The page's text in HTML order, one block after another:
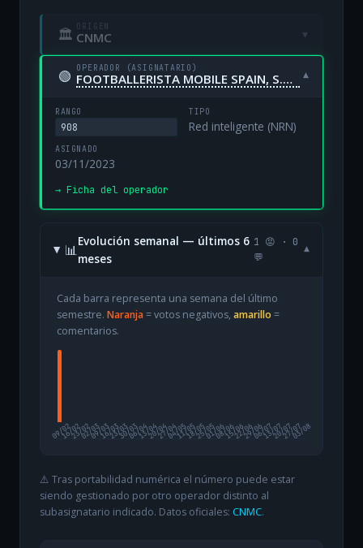
🏛 ORIGEN
CNMC ▾
🟢 OPERADOR (ASIGNATARIO)
FOOTBALLERISTA MOBILE SPAIN, S.A. UNIPERSONAL ▾
RANGO
908
TIPO
Red inteligente (NRN)
ASIGNADO
03/11/2023
→ Ficha del operador
📊
Evolución semanal — últimos 6
meses
1 😡 · 0
💬
▾
Cada barra representa una semana del último
semestre. Naranja= votos negativos, amarillo =
comentarios.
09/02
16/0223/0202/0309/0316/0323/0330/0306/0413/0420/0427/0404/0511/0518/0525/0501/0608/0615/0622/0629/0606/0713/0720/0727/07
03/08
⚠️ Tras portabilidad numérica el número puede estar
siendo gestionado por otro operador distinto al
subasignatario indicado. Datos oficiales: CNMC.